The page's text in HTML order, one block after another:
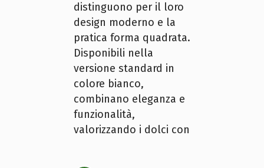
distinguono per il loro
design moderno e la
pratica forma quadrata.
Disponibili nella
versione standard in
colore bianco,
combinano eleganza e
funzionalità,
valorizzando i dolci con